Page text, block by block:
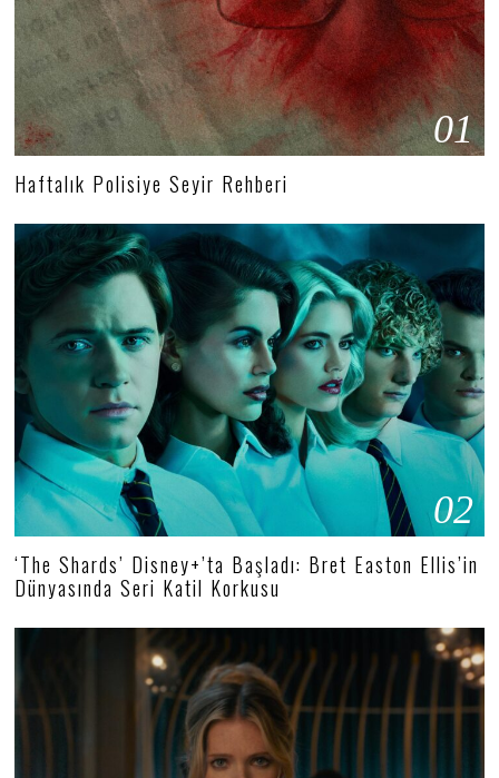
01
Haftalık Polisiye Seyir Rehberi
02
‘The Shards’ Disney+’ta Başladı: Bret Easton Ellis’in
Dünyasında Seri Katil Korkusu